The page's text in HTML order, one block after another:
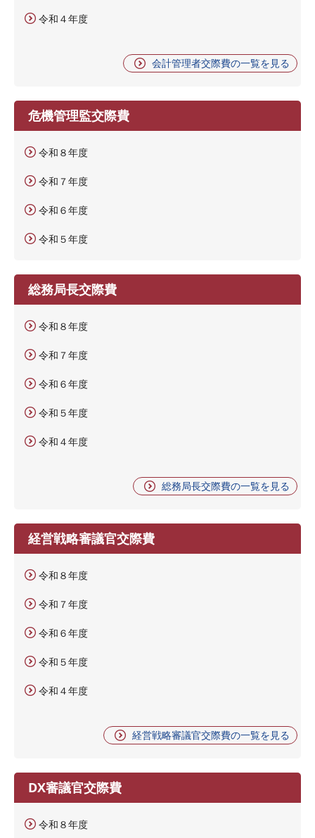
令和４年度
会計管理者交際費の一覧を見る
危機管理監交際費
令和８年度
令和７年度
令和６年度
令和５年度
総務局長交際費
令和８年度
令和７年度
令和６年度
令和５年度
令和４年度
総務局長交際費の一覧を見る
経営戦略審議官交際費
令和８年度
令和７年度
令和６年度
令和５年度
令和４年度
経営戦略審議官交際費の一覧を見る
DX審議官交際費
令和８年度